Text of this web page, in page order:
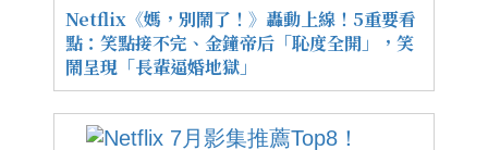
Netflix《媽，別鬧了！》轟動上線！5重要看
點：笑點接不完、金鐘帝后「恥度全開」，笑
鬧呈現「長輩逼婚地獄」